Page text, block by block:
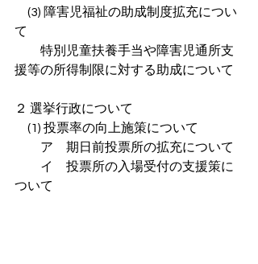
(3) 障害児福祉の助成制度拡充につい
て
特別児童扶養手当や障害児通所支
援等の所得制限に対する助成について
２ 選挙行政について
(1) 投票率の向上施策について
ア　期日前投票所の拡充について
イ　投票所の入場受付の支援策に
ついて